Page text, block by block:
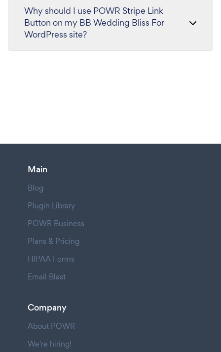
Why should I use POWR Stripe Link
Button on my BB Wedding Bliss For
WordPress site?
Main
Blog
Plugin Library
POWR Business
Plans & Pricing
HIPAA Forms
Email Blast
Company
About POWR
We're hiring!